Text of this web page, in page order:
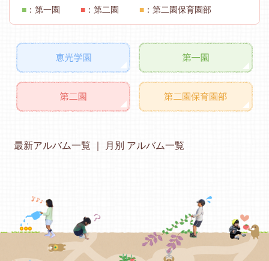
■ ：第一園 ■ ：第二園 ■ ：第二園保育園部
最新アルバム一覧 月別 アルバム一覧